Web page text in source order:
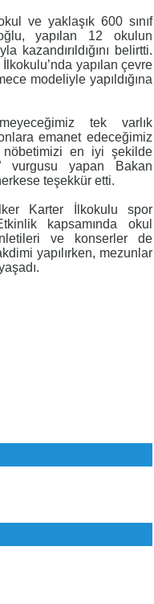
ve yaklaşık 600 sınıf
yapılan 12 okulun
kazandırıldığını belirtti.
yapılan çevre
modeliyle yapıldığına
tek varlık
emanet edeceğimiz
nöbetimizi en iyi şekilde
vurgusu yapan Bakan
teşekkür etti.
Karter İlkokulu spor
kapsamında okul
ve konserler de
yapılırken, mezunlar